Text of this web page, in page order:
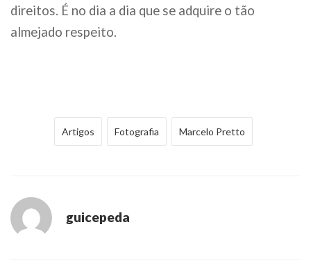
direitos. É no dia a dia que se adquire o tão
almejado respeito.
Artigos Fotografia Marcelo Pretto
guicepeda